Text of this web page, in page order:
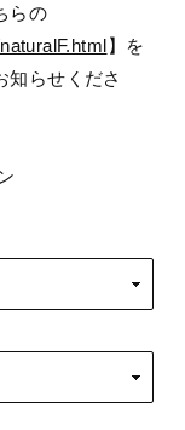
らの
】を
知らせくださ